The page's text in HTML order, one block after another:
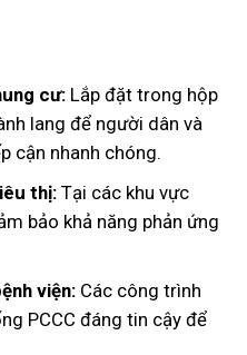
cư:Lắp đặt trong hộp
lang để người dân và
cận nhanh chóng.
thị:Tại các khu vực
bảo khả năng phản ứng
viện:Các công trình
PCCC đáng tin cậy để